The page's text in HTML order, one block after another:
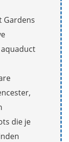
Gardens
die je